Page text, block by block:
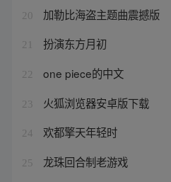
20 加勒比海盗主题曲震撼版
21 扮演东方月初
22 one piece的中文
23 火狐浏览器安卓版下载
24 欢都擎天年轻时
25 龙珠回合制老游戏